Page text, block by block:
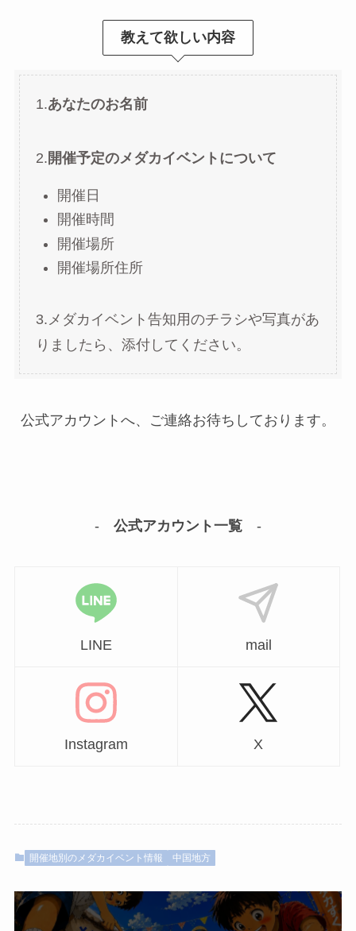
教えて欲しい内容
1.あなたのお名前
2. 開催予定のメダカイベントについて
開催日
開催時間
開催場所
開催場所住所
3.メダカイベント告知用のチラシや写真があ
りましたら、添付してください。
公式アカウントへ、ご連絡お待ちしております。
- 公式アカウント一覧 -
LINE mail
Instagram X
開催地別のメダカイベント情報 中国地方